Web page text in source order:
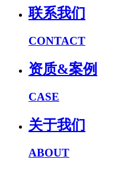
联系我们
CONTACT
资质&案例
CASE
关于我们
ABOUT